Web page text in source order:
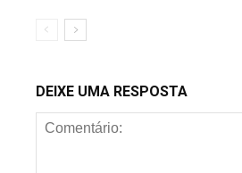
DEIXE UMA RESPOSTA